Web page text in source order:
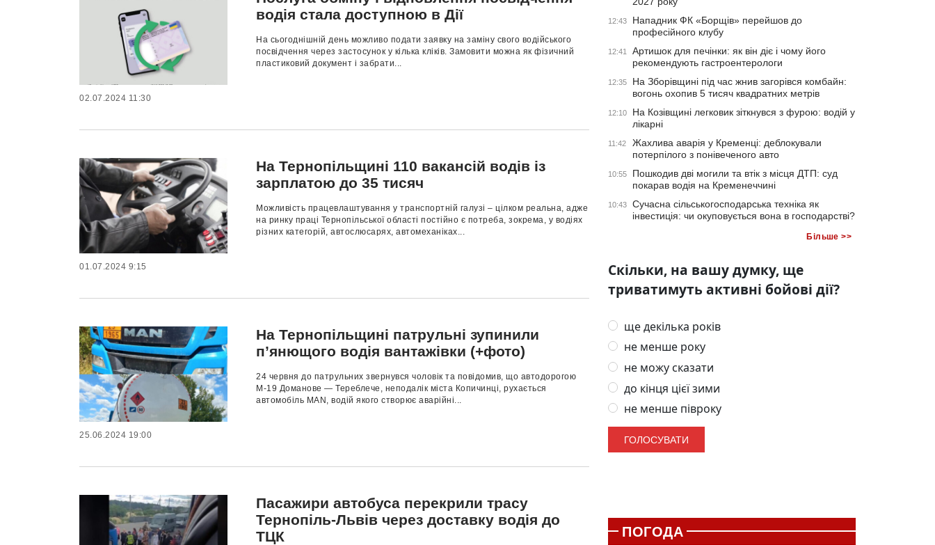
водія стала доступною в Дії
На сьогоднішній день можливо подати заявку на заміну свого водійського
посвідчення через застосунок у кілька кліків. Замовити можна як фізичний
пластиковий документ і забрати...
02.07.2024 11:30
На Тернопільщині 110 вакансій водів із
зарплатою до 35 тисяч
Можливість працевлаштування у транспортній галузі – цілком реальна, адже
на ринку праці Тернопільської області постійно є потреба, зокрема, у водіях
різних категорій, автослюсарях, автомеханіках...
01.07.2024 9:15
На Тернопільщині патрульні зупинили
п’янющого водія вантажівки (+фото)
24 червня до патрульних звернувся чоловік та повідомив, що автодорогою
М-19 Доманове — Тереблече, неподалік міста Копичинці, рухається
автомобіль MAN, водій якого створює аварійні...
25.06.2024 19:00
Пасажири автобуса перекрили трасу
Тернопіль-Львів через доставку водія до
ТЦК
12:43
Нападник ФК «Борщів» перейшов до
професійного клубу
12:41
Артишок для печінки: як він діє і чому його
рекомендують гастроентерологи
12:35
На Зборівщині під час жнив загорівся комбайн:
вогонь охопив 5 тисяч квадратних метрів
12:10
На Козівщині легковик зіткнувся з фурою: водій у
лікарні
11:42
Жахлива аварія у Кременці: деблокували
потерпілого з понівеченого авто
10:55
Пошкодив дві могили та втік з місця ДТП: суд
покарав водія на Кременеччині
10:43
Сучасна сільськогосподарська техніка як
інвестиція: чи окуповується вона в господарстві?
Більше >>
Скільки, на вашу думку, ще
триватимуть активні бойові дії?
ще декілька років
не менше року
не можу сказати
до кінця цієї зими
не менше півроку
ПОГОДА